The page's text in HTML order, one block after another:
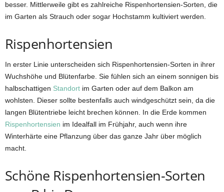
besser. Mittlerweile gibt es zahlreiche Rispenhortensien-Sorten, die
im Garten als Strauch oder sogar Hochstamm kultiviert werden.
Rispenhortensien
In erster Linie unterscheiden sich Rispenhortensien-Sorten in ihrer
Wuchshöhe und Blütenfarbe. Sie fühlen sich an einem sonnigen bis
halbschattigen Standort im Garten oder auf dem Balkon am
wohlsten. Dieser sollte bestenfalls auch windgeschützt sein, da die
langen Blütentriebe leicht brechen können. In die Erde kommen
Rispenhortensien im Idealfall im Frühjahr, auch wenn ihre
Winterhärte eine Pflanzung über das ganze Jahr über möglich
macht.
Schöne Rispenhortensien-Sorten